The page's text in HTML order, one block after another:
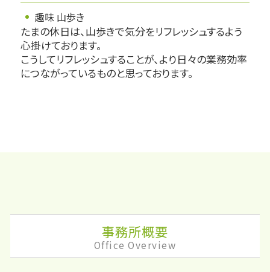
趣味 山歩き
たまの休日は、山歩きで気分をリフレッシュするよう
心掛けております。
こうしてリフレッシュすることが、より日々の業務効率
につながっているものと思っております。
事務所概要
Office Overview